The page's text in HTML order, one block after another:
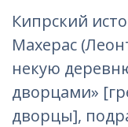
Кипрский
Махерас
некую
дворцами»
дворцы],